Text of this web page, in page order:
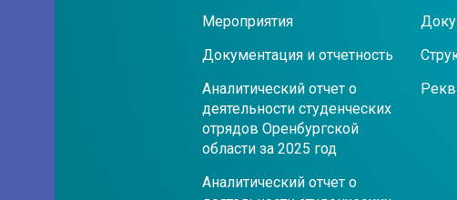
Мероприятия
Документация и отчетность
Аналитический отчет о
деятельности студенческих
отрядов Оренбургской
области за 2025 год
Аналитический отчет о